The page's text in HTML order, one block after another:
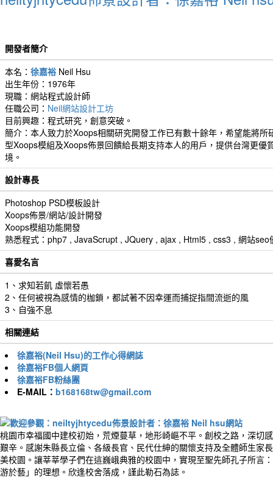
開發者簡介
本名： 徐嘉裕 Neil Hsu
出生年份：1976年
現職：網站程式設計師
任職公司： Neil網站設計工坊
目前興趣：程式研究，創意突破。
簡介：本人致力於Xoops相關研究開發工作已有數十餘年，希望能將所
型Xoops模組及Xoops佈景回饋給長期支持本人的用戶，提供台灣更優
境。
設計專長
Photoshop PSD模板設計
Xoops佈景/網站/設計開發
Xoops模組功能開發
熟悉程式：php7 , JavaScrupt , JQuery , ajax , Html5 , css3 , 網站seo
喜愛名言
1、求知若飢 虛懷若愚
2、任何被視為感情的枷鎖，都試著不因幸運而捕捉指間流逝的風
3、自強不息
相關連結
徐嘉裕(Neil Hsu)的工作心得網誌
徐嘉裕FB個人網頁
徐嘉裕FB粉絲團
E-MAIL： b168168tw@gmail.com
桃園市幸福國中建校初始，荒煙蔓草，地形崎嶇不平。創校之路，深切
艱辛。感謝朱縣長立倫、各級長官、民代仕紳的關懷支持及全體師生家
美校園。讓莘莘學子們在這巍峨典雅的校園中，實現至聖先師孔子所言
游於藝」的理想。欣逢校舍落成，謹此勒石為誌。